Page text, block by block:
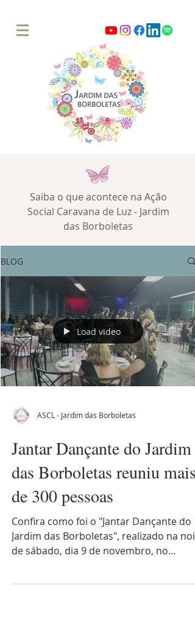
Saiba o que acontece na Ação
Social Caravana de Luz - Jardim
das Borboletas
BLOG
Load video
ASCL - Jardim das Borboletas
Jantar Dançante do Jardim
das Borboletas reuniu mais
de 300 pessoas
Confira como foi o "Jantar Dançante do
Jardim das Borboletas", realizado na
de sábado, dia 9 de novembro, no